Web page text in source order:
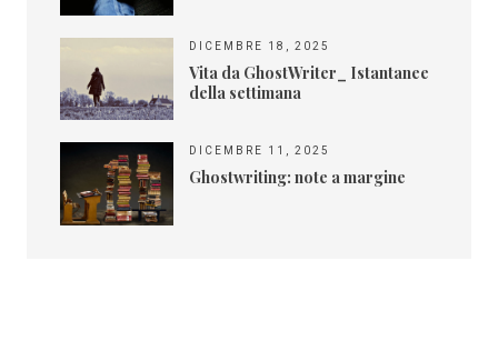
DICEMBRE 18, 2025
Vita da GhostWriter_ Istantanee
della settimana
DICEMBRE 11, 2025
Ghostwriting: note a margine